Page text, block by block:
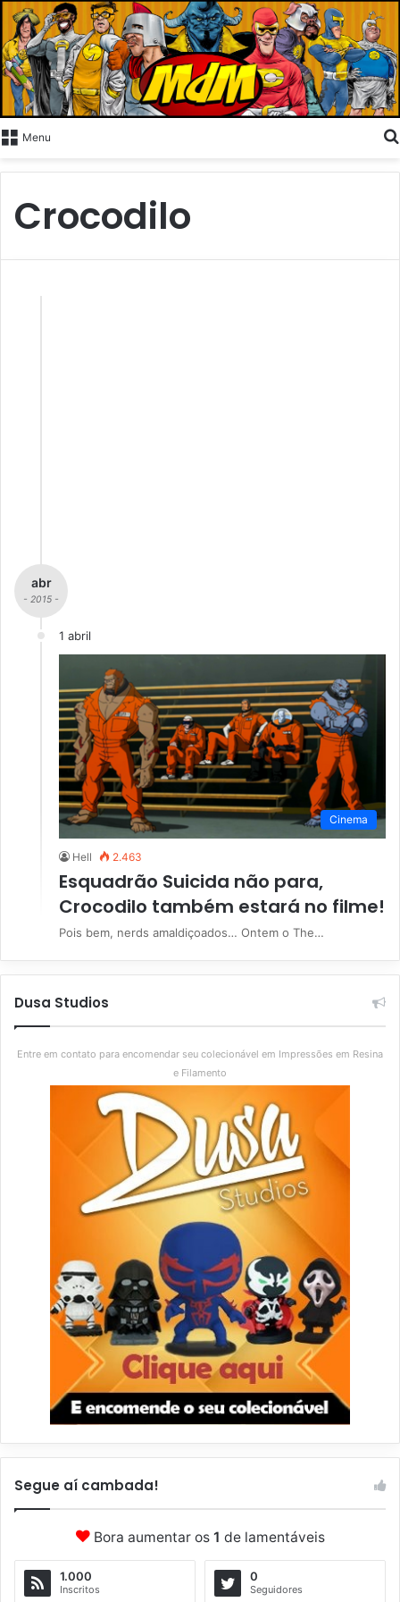
Menu
Crocodilo
abr
- 2015 -
1 abril
Cinema
Hell 2.463
Esquadrão Suicida não para,
Crocodilo também estará no filme!
Pois bem, nerds amaldiçoados… Ontem o The…
Dusa Studios
Entre em contato para encomendar seu colecionável em Impressões em Resina
e Filamento
Segue aí cambada!
Bora aumentar os 1 de lamentáveis
1.000
Inscritos
0
Seguidores